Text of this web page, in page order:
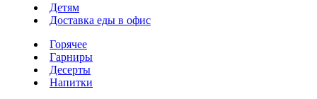
Детям
Доставка еды в офис
Горячее
Гарниры
Десерты
Напитки